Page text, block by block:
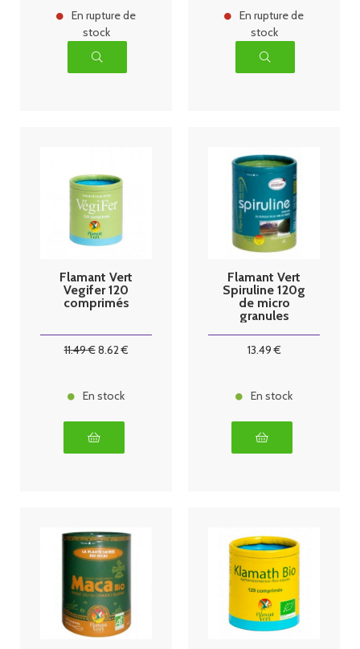
En rupture de
stock
En rupture de
stock
Flamant Vert
Vegifer 120
comprimés
11.49€8.62€
En stock
Flamant Vert
Spiruline 120g
de micro
granules
13.49€
En stock